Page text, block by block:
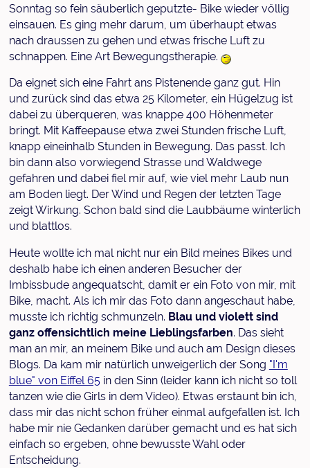
Sonntag so fein säuberlich geputzte- Bike wieder völlig
einsauen. Es ging mehr darum, um überhaupt etwas
nach draussen zu gehen und etwas frische Luft zu
schnappen. Eine Art Bewegungstherapie.
Da eignet sich eine Fahrt ans Pistenende ganz gut. Hin
und zurück sind das etwa 25 Kilometer, ein Hügelzug ist
dabei zu überqueren, was knappe 400 Höhenmeter
bringt. Mit Kaffeepause etwa zwei Stunden frische Luft,
knapp eineinhalb Stunden in Bewegung. Das passt. Ich
bin dann also vorwiegend Strasse und Waldwege
gefahren und dabei fiel mir auf, wie viel mehr Laub nun
am Boden liegt. Der Wind und Regen der letzten Tage
zeigt Wirkung. Schon bald sind die Laubbäume winterlich
und blattlos.
Heute wollte ich mal nicht nur ein Bild meines Bikes und
deshalb habe ich einen anderen Besucher der
Imbissbude angequatscht, damit er ein Foto von mir, mit
Bike, macht. Als ich mir das Foto dann angeschaut habe,
musste ich richtig schmunzeln. Blau und violett sind
ganz offensichtlich meine Lieblingsfarben. Das sieht
man an mir, an meinem Bike und auch am Design dieses
Blogs. Da kam mir natürlich unweigerlich der Song "I'm
blue" von Eiffel 65in den Sinn (leider kann ich nicht so toll
tanzen wie die Girls in dem Video). Etwas erstaunt bin ich,
dass mir das nicht schon früher einmal aufgefallen ist. Ich
habe mir nie Gedanken darüber gemacht und es hat sich
einfach so ergeben, ohne bewusste Wahl oder
Entscheidung.